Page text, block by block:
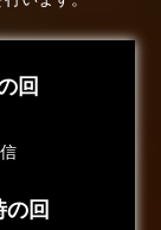
回
の回